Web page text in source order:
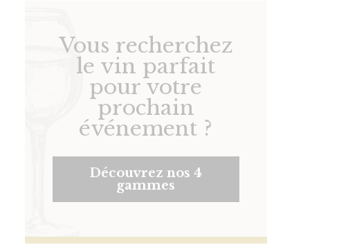
Vous recherchez
le vin parfait
pour votre
prochain
événement ?
Découvrez nos 4
gammes